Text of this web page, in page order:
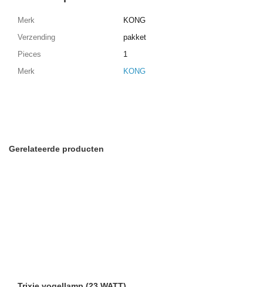
Merk
KONG
Verzending
pakket
Pieces
1
Merk
KONG
Gerelateerde producten